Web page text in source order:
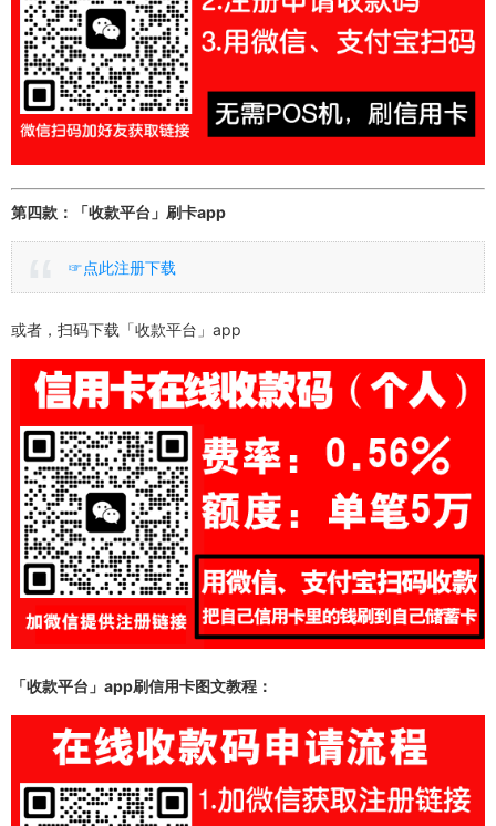
第四款：「收款平台」刷卡app
☞点此注册下载
或者，扫码下载「收款平台」app
「收款平台」app刷信用卡图文教程：